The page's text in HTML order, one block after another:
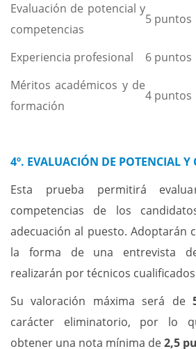
Evaluación de potencial y
competencias
5 puntos
Experiencia profesional 6 puntos
Méritos académicos y de
formación
4 puntos
4º. EVALUACIÓN DE POTENCIAL Y
Esta prueba permitirá
competencias de los
adecuación al puesto. Adoptarán
la forma de una entrevista
realizarán por técnicos
Su valoración máxima será de
carácter eliminatorio, por lo
obtener una nota mínima de2,5